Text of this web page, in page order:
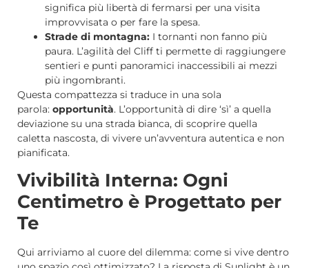
significa più libertà di fermarsi per una visita
improvvisata o per fare la spesa.
Strade di montagna: I tornanti non fanno più
paura. L’agilità del Cliff ti permette di raggiungere
sentieri e punti panoramici inaccessibili ai mezzi
più ingombranti.
Questa compattezza si traduce in una sola
parola: opportunità. L’opportunità di dire ‘sì’ a quella
deviazione su una strada bianca, di scoprire quella
caletta nascosta, di vivere un’avventura autentica e non
pianificata.
Vivibilità Interna: Ogni
Centimetro è Progettato per
Te
Qui arriviamo al cuore del dilemma: come si vive dentro